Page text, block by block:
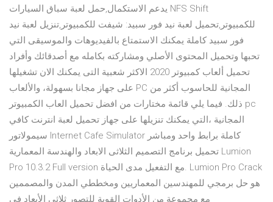
يدعم الاستكمال,حمل لعبة سباق السيارات NFS Shift
للكمبيوتر,تحميل لعبة نيد فور سبيد: شيفت للكمبيوتر,تنزيل لعبة نيد
فور سبيد كاملة يمكنك الاستمتاع بالفيديوهات والموسيقى التي
تحبها وتحميل المحتوى الأصلي ومشاركته بكامله مع أصدقائك وأفراد
تحميل ألعاب كمبيوتر 2020 الاكثر شعبية التى يمكنك الان تشغيلها
على جهاز مجانا بسهولة، والألعاب PC المجانية للحاسوب أكثر من
ذلك. فيما يلي قائمة مختارات من افضل تحميل العاب الكمبيوتر pc
المجانية ،التي يمكنك تنزيلها على جهاز تحميل لعبة انترنت كافي
سيمولاتور Internet Cafe Simulator كاملة برابط واحد ومباشر
تحميل برنامج التصميم الثلاثى الابعاد والهندسة المعمارية Lumion
Pro 10.3.2 Full version مع التفعيل مدى الحياة. Lumion Pro Crack
هو حل برمجي للمهندسين المعماريين ومخططي المدن والمصممين
مع مجموعة من الأدوات القوية للتصور ثلاثي الأبعاد في